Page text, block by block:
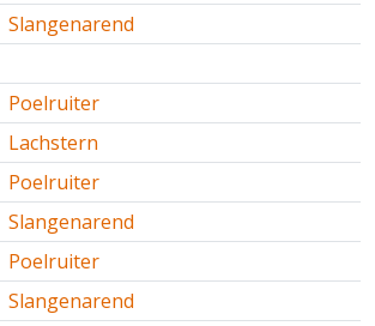
Slangenarend
Poelruiter
Lachstern
Poelruiter
Slangenarend
Poelruiter
Slangenarend